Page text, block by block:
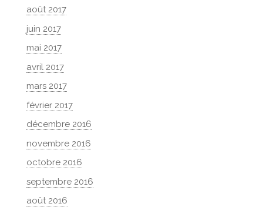
août 2017
juin 2017
mai 2017
avril 2017
mars 2017
février 2017
décembre 2016
novembre 2016
octobre 2016
septembre 2016
août 2016